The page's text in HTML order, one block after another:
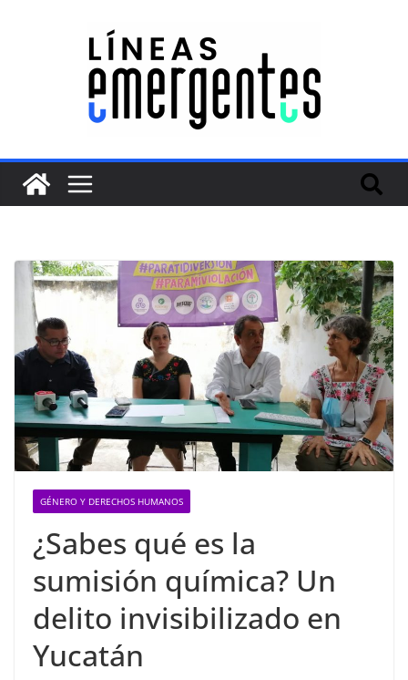
GÉNERO Y DERECHOS HUMANOS
¿Sabes qué es la
sumisión química? Un
delito invisibilizado en
Yucatán